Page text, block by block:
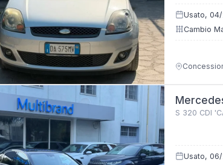
Usato,
Cambio
S 320 CDI
Usato,